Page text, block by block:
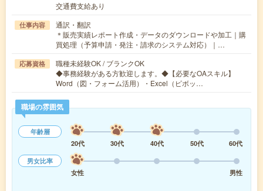
交通費支給あり
仕事内容
通訳・翻訳
＊販売実績レポート作成・データのダウンロードや加工｜購
買処理（予算申請・発注・請求のシステム対応）｜…
応募資格
職種未経験OK / ブランクOK
◆事務経験がある方歓迎します。◆【必要なOAスキル】
Word（図・フォーム活用）・Excel（ピボッ…
職場の雰囲気
年齢層
20代
30代 40代 50代
60代
男女比率
女性
男性